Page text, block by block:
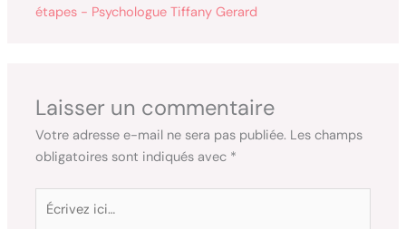
étapes - Psychologue Tiffany Gerard
Laisser un commentaire
Votre adresse e-mail ne sera pas publiée. Les champs
obligatoires sont indiqués avec *
Écrivez
ici…